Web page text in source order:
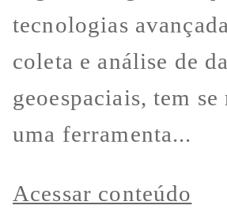
tecnologias
coleta e análise de
geoespaciais, tem se
uma ferramenta...
Acessar conteúdo